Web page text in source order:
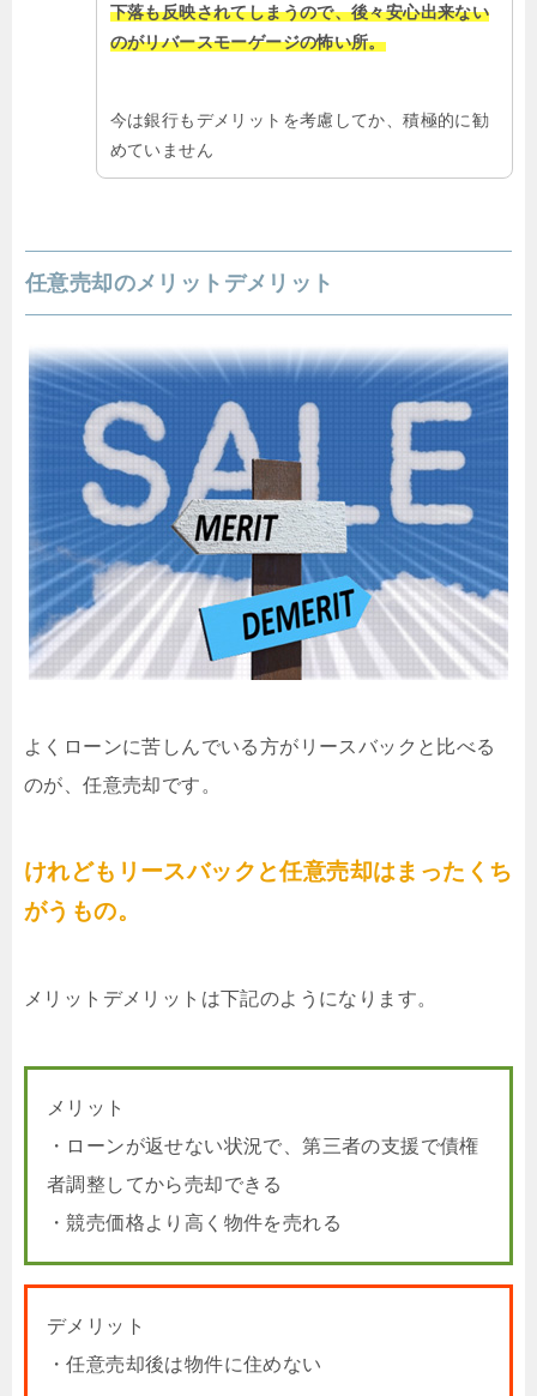
下落も反映されてしまうので、後々安心出来ない
のがリバースモーゲージの怖い所。
今は銀行もデメリットを考慮してか、積極的に勧
めていません
任意売却のメリットデメリット
よくローンに苦しんでいる方がリースバックと比べる
のが、任意売却です。
けれどもリースバックと任意売却はまったくち
がうもの。
メリットデメリットは下記のようになります。
メリット
・ローンが返せない状況で、第三者の支援で債権
者調整してから売却できる
・競売価格より高く物件を売れる
デメリット
・任意売却後は物件に住めない